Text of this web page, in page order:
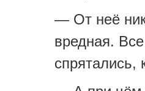
— От неё
вредная.
спрятались,